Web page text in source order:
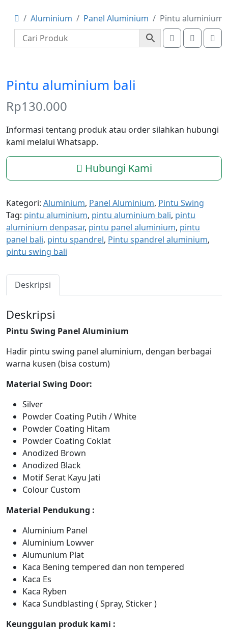
Aluminium Panel Aluminium
Pintu aluminium
Account
Pintu aluminium bali
Rp130.000
Informasi tentang produk atau order silahkan hubungi
kami melalui Whatsapp.
Hubungi Kami
Kategori: Aluminium, Panel Aluminium, Pintu Swing
Tag: pintu aluminium, pintu aluminium bali, pintu
aluminium denpasar, pintu panel aluminium, pintu
panel bali, pintu spandrel, Pintu spandrel aluminium,
pintu swing bali
Deskripsi
Deskripsi
Pintu Swing Panel Aluminium
Hadir pintu swing panel aluminium, dengan berbagai
warna kusen (bisa costum)
Material Swing Door:
Silver
Powder Coating Putih / White
Powder Coating Hitam
Powder Coating Coklat
Anodized Brown
Anodized Black
Motif Serat Kayu Jati
Colour Custom
Material Pendukung :
Aluminium Panel
Aluminium Lowver
Alumunium Plat
Kaca Bening tempered dan non tempered
Kaca Es
Kaca Ryben
Kaca Sundblasting ( Spray, Sticker )
Keunggulan produk kami :